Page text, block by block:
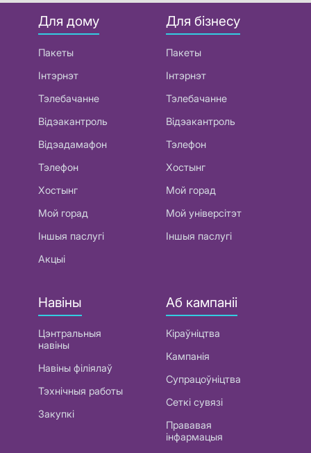
Для дому
Пакеты
Інтэрнэт
Тэлебачанне
Відэакантроль
Відэадамафон
Тэлефон
Хостынг
Мой горад
Іншыя паслугі
Акцыі
Для бізнесу
Пакеты
Інтэрнэт
Тэлебачанне
Відэакантроль
Тэлефон
Хостынг
Мой горад
Мой універсітэт
Іншыя паслугі
Навіны
Цэнтральныя
навіны
Навіны філіялаў
Тэхнічныя работы
Закупкі
Аб кампаніі
Кіраўніцтва
Кампанія
Супрацоўніцтва
Сеткі сувязі
Прававая
інфармацыя